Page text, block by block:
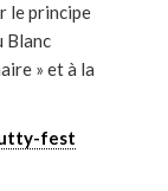
le principe
Blanc
» et à la
fest